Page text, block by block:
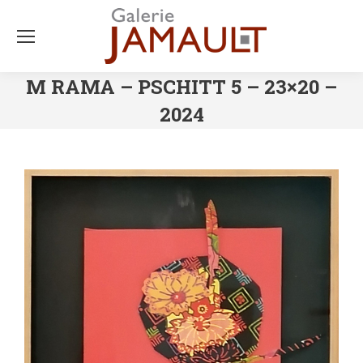
M RAMA – PSCHITT 5 – 23×20 –
2024